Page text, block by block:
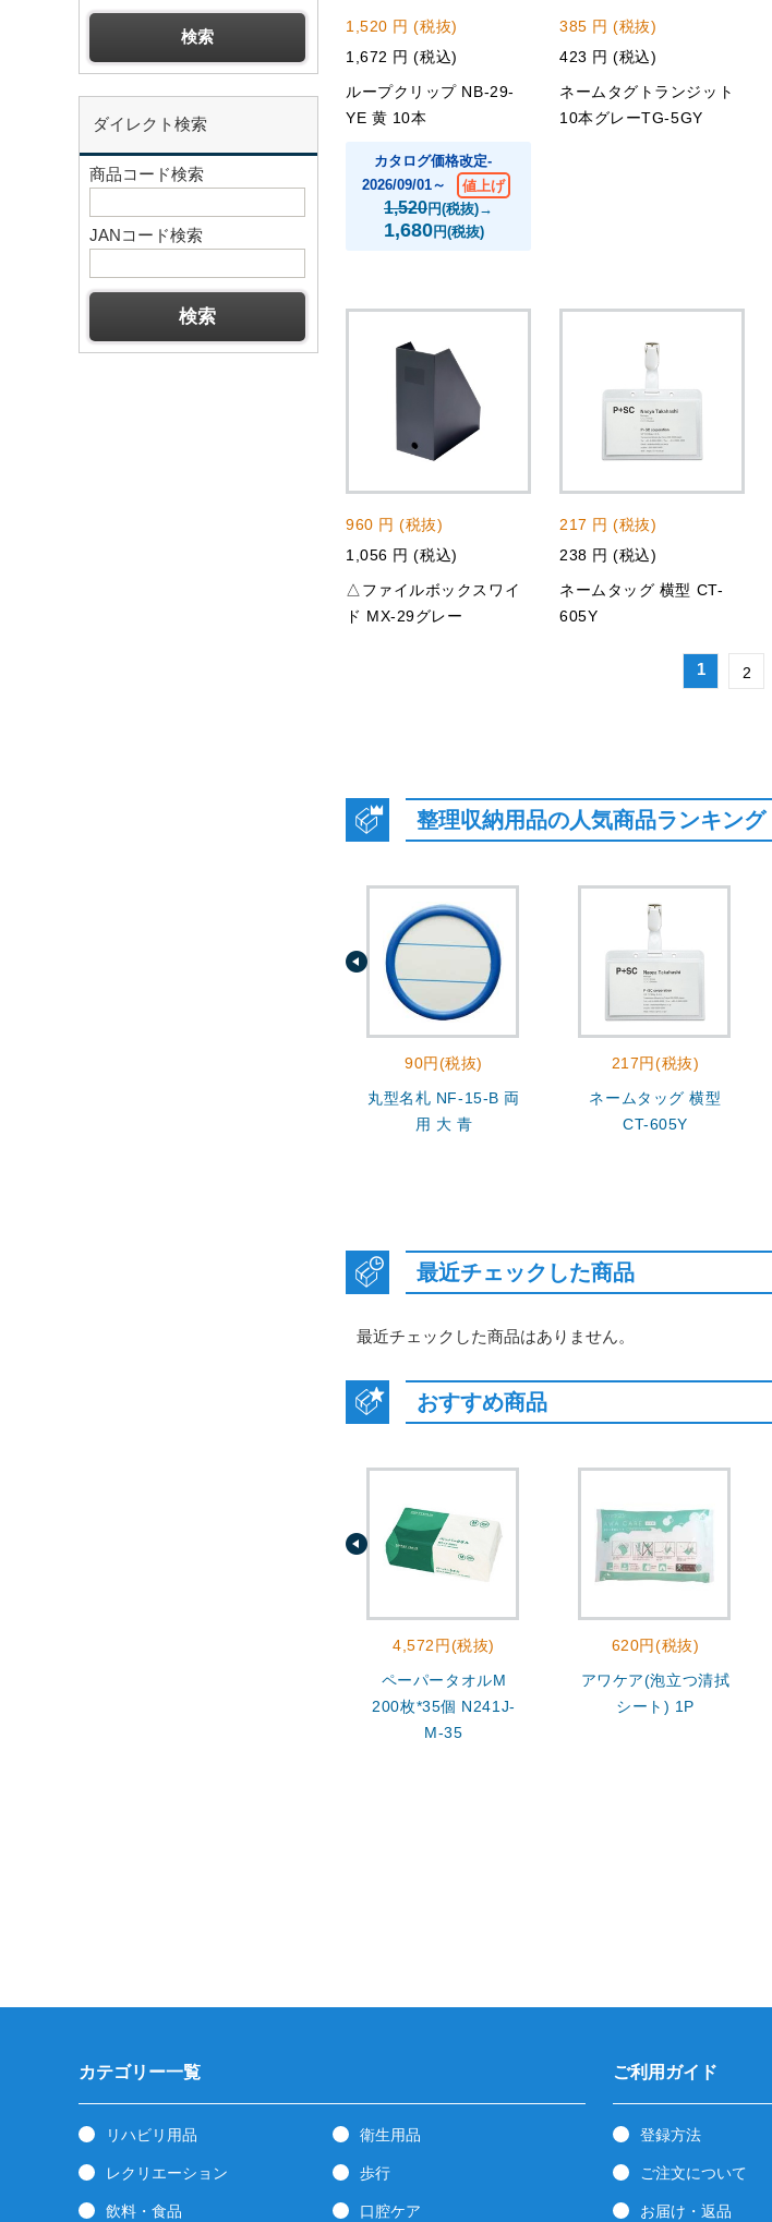
ダイレクト検索
商品コード検索
JANコード検索
1,520 円 (税抜)
1,672 円 (税込)
ループクリップ NB-29-
YE 黄 10本
カタログ価格改定-
2026/09/01～
値上げ
1,520円(税抜)→
1,680円(税抜)
385 円 (税抜)
423 円 (税込)
ネームタグトランジット
10本グレーTG-5GY
960 円 (税抜)
1,056 円 (税込)
△ファイルボックスワイ
ド MX-29グレー
217 円 (税抜)
238 円 (税込)
ネームタッグ 横型 CT-
605Y
1 2
整理収納用品の人気商品ランキング
90円(税抜)
丸型名札 NF-15-B 両
用 大 青
217円(税抜)
ネームタッグ 横型
CT-605Y
最近チェックした商品
最近チェックした商品はありません。
おすすめ商品
4,572円(税抜)
ペーパータオルM
200枚*35個 N241J-
M-35
620円(税抜)
アワケア(泡立つ清拭
シート) 1P
カテゴリー一覧
リハビリ用品 衛生用品
レクリエーション 歩行
飲料・食品 口腔ケア
ご利用ガイド
登録方法
ご注文について
お届け・返品